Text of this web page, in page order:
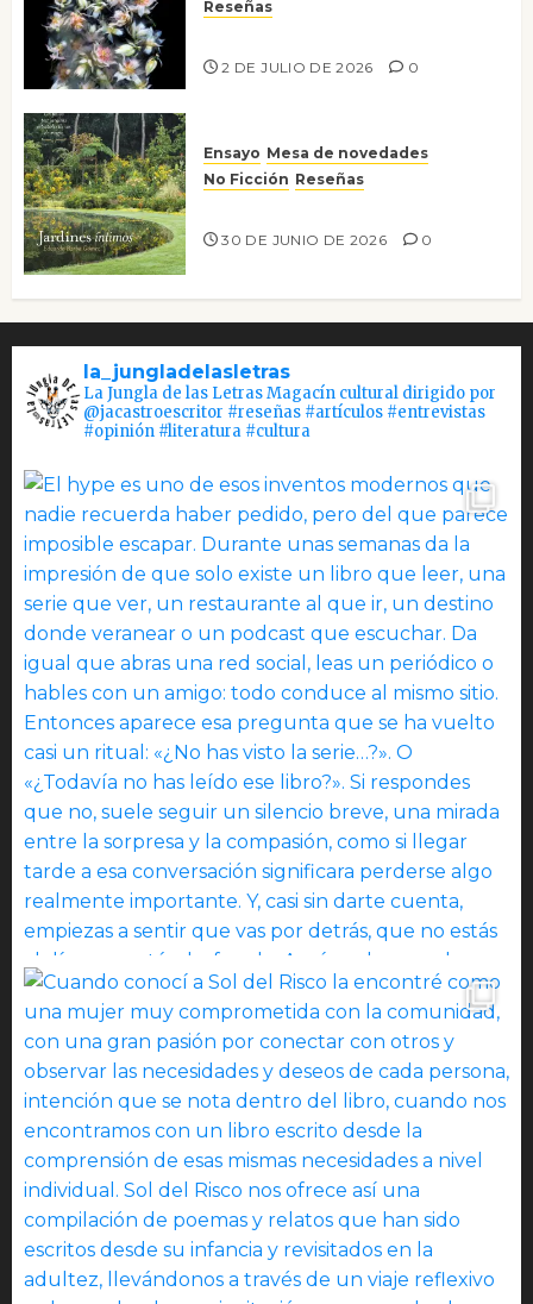
Reseñas
2 DE JULIO DE 2026 0
Ensayo Mesa de novedades
No Ficción Reseñas
30 DE JUNIO DE 2026 0
la_jungladelasletras
La Jungla de las Letras Magacín cultural dirigido por
@jacastroescritor #reseñas #artículos #entrevistas
#opinión #literatura #cultura